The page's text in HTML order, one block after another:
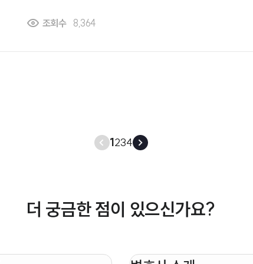
처벌받게 되나요?
조회수 8,364
1234
더 궁금한 점이 있으신가요?